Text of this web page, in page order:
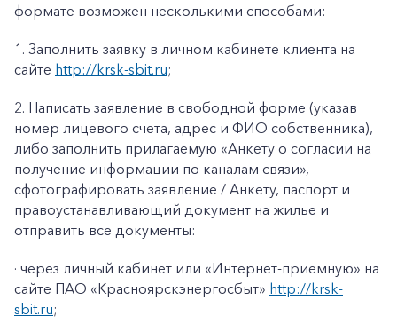
формате возможен несколькими способами:
1. Заполнить заявку в личном кабинете клиента на
сайте http://krsk-sbit.ru;
2. Написать заявление в свободной форме (указав
номер лицевого счета, адрес и ФИО собственника),
либо заполнить прилагаемую «Анкету о согласии на
получение информации по каналам связи»,
сфотографировать заявление / Анкету, паспорт и
правоустанавливающий документ на жилье и
отправить все документы:
· через личный кабинет или «Интернет-приемную» на
сайте ПАО «Красноярскэнергосбыт» http://krsk-
sbit.ru;